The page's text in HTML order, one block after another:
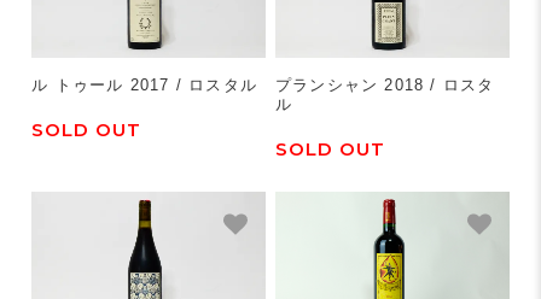
ル トゥール 2017 / ロスタル
SOLD OUT
プランシャン 2018 / ロスタ
ル
SOLD OUT